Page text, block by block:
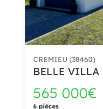
CREMIEU (38460)
BELLE VILLA
565 000€
6 pièces